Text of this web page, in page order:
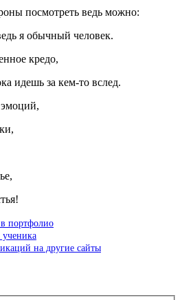
посмотреть ведь можно:
я обычный человек.
кредо,
идешь за кем-то вслед.
портфолио
ученика
на другие сайты